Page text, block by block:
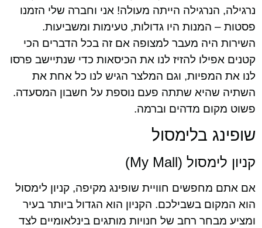
נרגילה, הנרגילה הייתה מעולה! אני וחברה שלי הזמנו
פסטות – המנות היו גדולות, טעימות ומשביעות.
השירות היה מעבר למצופה אם זה בכל הדברים הכי
קטנים אפילו להזיז לנו את הכיסאות כדי שנתיישב פרסו
לנו את המפיות, וגם המלצר הגיש לנו כל אחת את
השתיה שהיא שתתה פעם נוספת על חשבון המסעדה.
פשוט מקום מדהים וברמה.
שופינג בלימסול
קניון לימסול (My Mall)
אם אתם מחפשים חוויית שופינג מקיפה, קניון לימסול
הוא המקום בשבילכם. הקניון הוא הגדול ביותר בעיר
ומציע מבחר רחב של חנויות מותגים בינלאומיים לצד